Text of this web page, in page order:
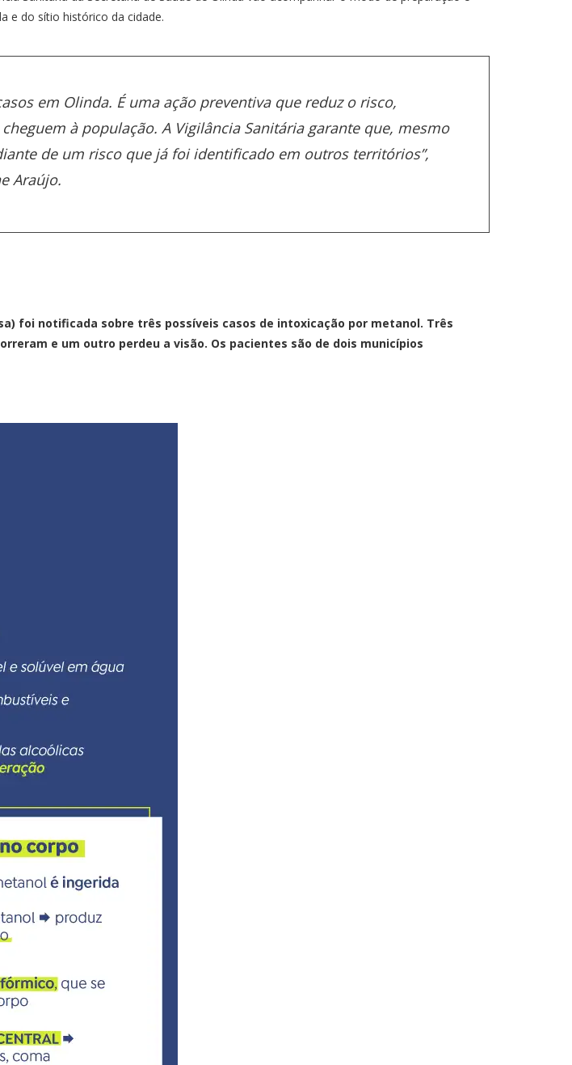
e do sítio histórico da cidade.
em Olinda. É uma ação preventiva que reduz o risco,
à população. A Vigilância Sanitária garante que, mesmo
de um risco que já foi identificado em outros territórios”,
Araújo.
foi notificada sobre três possíveis casos de intoxicação por metanol. Três
e um outro perdeu a visão. Os pacientes são de dois municípios